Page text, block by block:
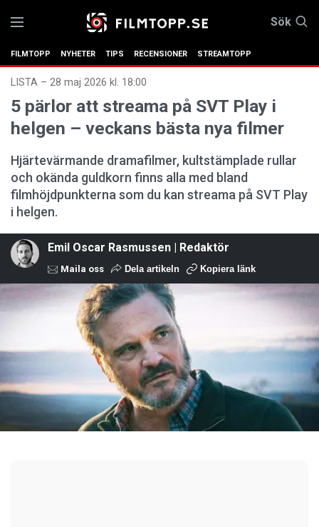
Sök
FILMTOPP NYHETER TIPS RECENSIONER STREAMTOPP
LISTA – 28 maj 2026 kl. 18:00
5 pärlor att streama på SVT Play i
helgen – veckans bästa nya filmer
Hjärtevärmande dramafilmer, kultstämplade rullar
och okända guldkorn finns alla med bland
filmhöjdpunkterna som du kan streama på SVT Play
i helgen.
Emil Oscar Rasmussen | Redaktör
Maila oss Dela artikeln Kopiera länk